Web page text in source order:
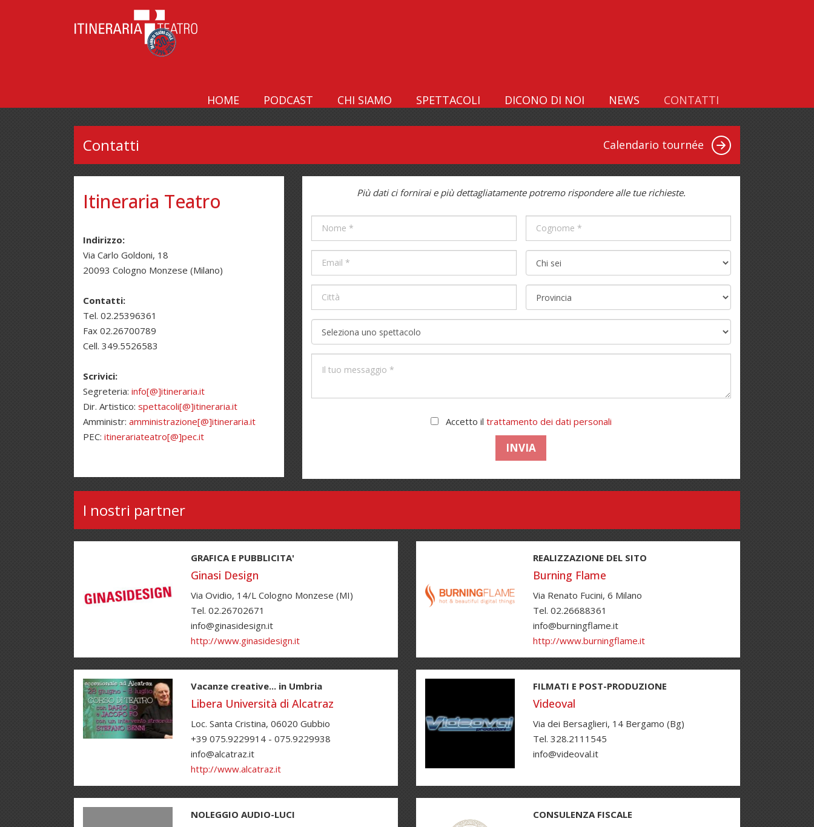
HOME PODCAST CHI SIAMO SPETTACOLI DICONO DI NOI NEWS CONTATTI
Contatti Calendario tournée
Itineraria Teatro
Indirizzo:
Via Carlo Goldoni, 18
20093 Cologno Monzese (Milano)
Contatti:
Tel. 02.25396361
Fax 02.26700789
Cell. 349.5526583
Scrivici:
Segreteria: info[@]itineraria.it
Dir. Artistico: spettacoli[@]itineraria.it
Amministr: amministrazione[@]itineraria.it
PEC: itinerariateatro[@]pec.it
Più dati ci fornirai e più dettagliatamente potremo rispondere alle tue richieste.
Accetto il trattamento dei dati personali
INVIA
I nostri partner
GRAFICA E PUBBLICITA'
Ginasi Design
Via Ovidio, 14/L Cologno Monzese (MI)
Tel. 02.26702671
info@ginasidesign.it
http://www.ginasidesign.it
REALIZZAZIONE DEL SITO
Burning Flame
Via Renato Fucini, 6 Milano
Tel. 02.26688361
info@burningflame.it
http://www.burningflame.it
Vacanze creative... in Umbria
Libera Università di Alcatraz
Loc. Santa Cristina, 06020 Gubbio
+39 075.9229914 - 075.9229938
info@alcatraz.it
http://www.alcatraz.it
FILMATI E POST-PRODUZIONE
Videoval
Via dei Bersaglieri, 14 Bergamo (Bg)
Tel. 328.2111545
info@videoval.it
NOLEGGIO AUDIO-LUCI CONSULENZA FISCALE